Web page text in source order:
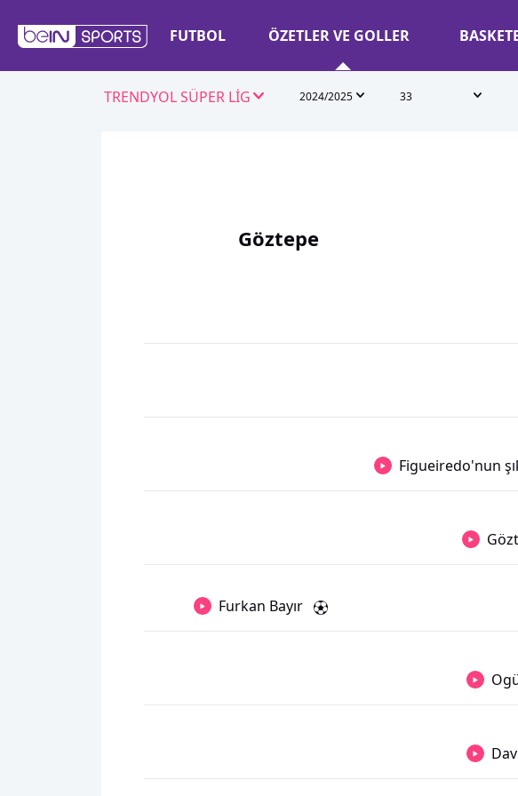
FUTBOL ÖZETLER VE GOLLER
TRENDYOL SÜPER LİG 2024/2025 33
Göztepe
Figueiredo'nun
Furkan Bayır